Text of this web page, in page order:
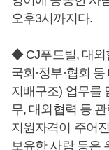
오후3시까지다.
◆ CJ푸드빌, 대외
국회·정부·협회
지배구조) 업무를
무, 대외협력 등
지원자격이 주어
보유한 사람 등은